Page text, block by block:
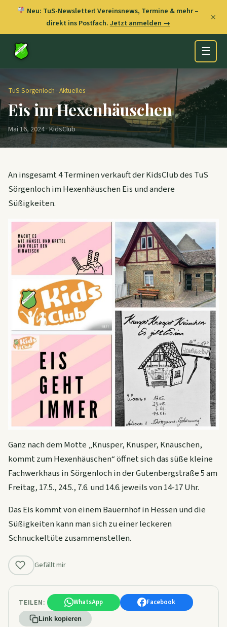
Neu: TuS-Newsletter! Vereinsnews, Termine & mehr –
direkt ins Postfach.Jetzt anmelden →
✕
☰
TuS Sörgenloch · Aktuelles
Eis im Hexenhäuschen
Mai 16, 2024 · KidsClub
An insgesamt 4 Terminen verkauft der KidsClub des TuS
Sörgenloch im Hexenhäuschen Eis und andere
Süßigkeiten.
Ganz nach dem Motte „Knusper, Knusper, Knäuschen,
kommt zum Hexenhäuschen“ öffnet sich das süße kleine
Fachwerkhaus in Sörgenloch in der Gutenbergstraße 5 am
Freitag, 17.5., 24.5., 7.6. und 14.6. jeweils von 14-17 Uhr.
Das Eis kommt von einem Bauernhof in Hessen und die
Süßigkeiten kann man sich zu einer leckeren
Schnuckeltüte zusammenstellen.
Gefällt mir
TEILEN: WhatsApp Facebook
Link kopieren